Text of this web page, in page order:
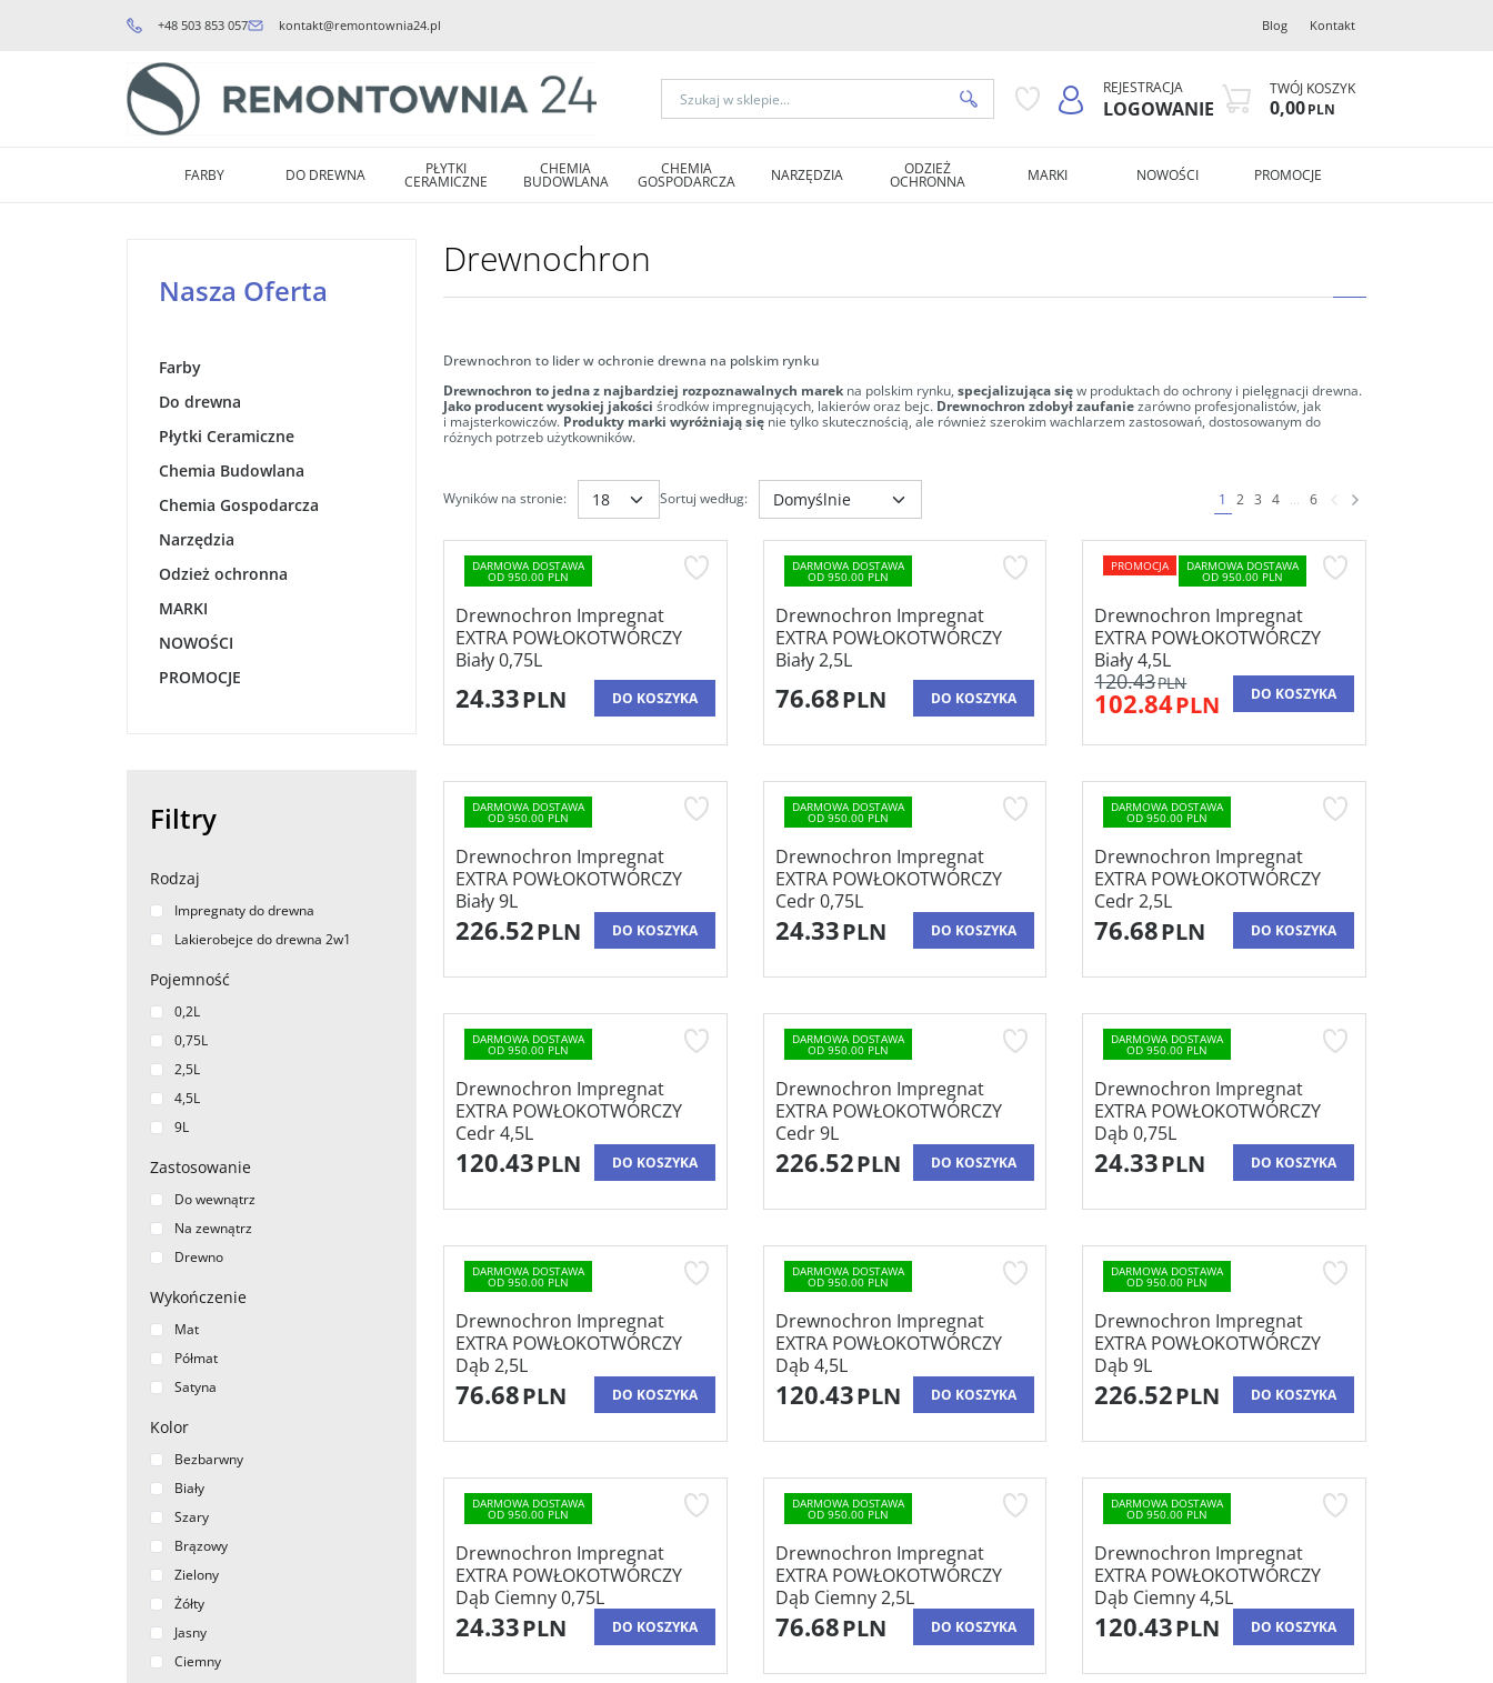
+48 503 853 057 kontakt@remontownia24.pl Blog Kontakt
REJESTRACJA
LOGOWANIE
TWÓJ KOSZYK
0,00PLN
FARBY DO DREWNA PŁYTKI
CERAMICZNE
CHEMIA
BUDOWLANA
CHEMIA
GOSPODARCZA NARZĘDZIA ODZIEŻ
OCHRONNA MARKI NOWOŚCI PROMOCJE
Drewnochron
Drewnochron to lider w ochronie drewna na polskim rynku
Drewnochron to jedna z najbardziej rozpoznawalnych marek na polskim rynku, specjalizująca sięw produktach do ochrony i pielęgnacji drewna.
Jako producent wysokiej jakości środków impregnujących, lakierów oraz bejc. Drewnochron zdobył zaufaniezarówno profesjonalistów, jak
i majsterkowiczów. Produkty marki wyróżniają się nie tylko skutecznością, ale również szerokim wachlarzem zastosowań, dostosowanym do
różnych potrzeb użytkowników.
Wyników na stronie: Sortuj według: 1 2 3 4 ... 6
DARMOWA DOSTAWA
OD 950.00 PLN
Drewnochron Impregnat
EXTRA POWŁOKOTWÓRCZY
Biały 0,75L
24.33PLN DO KOSZYKA
DARMOWA DOSTAWA
OD 950.00 PLN
Drewnochron Impregnat
EXTRA POWŁOKOTWÓRCZY
Biały 2,5L
76.68PLN DO KOSZYKA
PROMOCJA DARMOWA DOSTAWA
OD 950.00 PLN
Drewnochron Impregnat
EXTRA POWŁOKOTWÓRCZY
Biały 4,5L
120.43PLN
102.84PLN DO KOSZYKA
DARMOWA DOSTAWA
OD 950.00 PLN
Drewnochron Impregnat
EXTRA POWŁOKOTWÓRCZY
Biały 9L
226.52PLN DO KOSZYKA
Rodzaj:
Impregnaty do drewna
Zastosowanie: Do wewnątrz,Na
zewnątrz,Drewno
Brązowy,Jasny
DARMOWA DOSTAWA
OD 950.00 PLN
Drewnochron Impregnat
EXTRA POWŁOKOTWÓRCZY
Cedr 0,75L
24.33PLN DO KOSZYKA
DARMOWA DOSTAWA
OD 950.00 PLN
Drewnochron Impregnat
EXTRA POWŁOKOTWÓRCZY
Cedr 2,5L
76.68PLN DO KOSZYKA
DARMOWA DOSTAWA
OD 950.00 PLN
Drewnochron Impregnat
EXTRA POWŁOKOTWÓRCZY
Cedr 4,5L
120.43PLN DO KOSZYKA
DARMOWA DOSTAWA
OD 950.00 PLN
Drewnochron Impregnat
EXTRA POWŁOKOTWÓRCZY
Cedr 9L
226.52PLN DO KOSZYKA
DARMOWA DOSTAWA
OD 950.00 PLN
Drewnochron Impregnat
EXTRA POWŁOKOTWÓRCZY
Dąb 0,75L
24.33PLN DO KOSZYKA
DARMOWA DOSTAWA
OD 950.00 PLN
Drewnochron Impregnat
EXTRA POWŁOKOTWÓRCZY
Dąb 2,5L
76.68PLN DO KOSZYKA
DARMOWA DOSTAWA
OD 950.00 PLN
Drewnochron Impregnat
EXTRA POWŁOKOTWÓRCZY
Dąb 4,5L
120.43PLN DO KOSZYKA
DARMOWA DOSTAWA
OD 950.00 PLN
Drewnochron Impregnat
EXTRA POWŁOKOTWÓRCZY
Dąb 9L
226.52PLN DO KOSZYKA
DARMOWA DOSTAWA
OD 950.00 PLN
Drewnochron Impregnat
EXTRA POWŁOKOTWÓRCZY
Dąb Ciemny 0,75L
24.33PLN DO KOSZYKA
DARMOWA DOSTAWA
OD 950.00 PLN
Drewnochron Impregnat
EXTRA POWŁOKOTWÓRCZY
Dąb Ciemny 2,5L
76.68PLN DO KOSZYKA
DARMOWA DOSTAWA
OD 950.00 PLN
Drewnochron Impregnat
EXTRA POWŁOKOTWÓRCZY
Dąb Ciemny 4,5L
120.43PLN DO KOSZYKA
Nasza Oferta
Farby
Do drewna
Płytki Ceramiczne
Chemia Budowlana
Chemia Gospodarcza
Narzędzia
Odzież ochronna
MARKI
NOWOŚCI
PROMOCJE
Filtry
Rodzaj
Impregnaty do drewna
Lakierobejce do drewna 2w1
Pojemność
0,2L
0,75L
2,5L
4,5L
9L
Zastosowanie
Do wewnątrz
Na zewnątrz
Drewno
Wykończenie
Mat
Półmat
Satyna
Kolor
Bezbarwny
Biały
Szary
Brązowy
Zielony
Żółty
Jasny
Ciemny